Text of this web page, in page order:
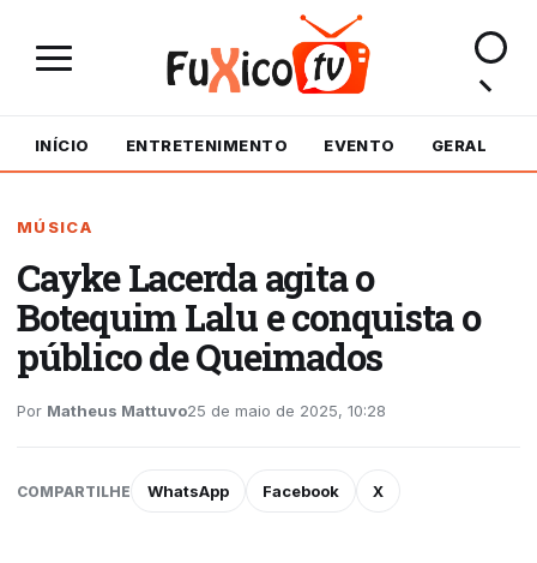
INÍCIO ENTRETENIMENTO EVENTO GERAL
MÚSICA
Cayke Lacerda agita o
Botequim Lalu e conquista o
público de Queimados
Por Matheus Mattuvo25 de maio de 2025, 10:28
COMPARTILHE WhatsApp Facebook X